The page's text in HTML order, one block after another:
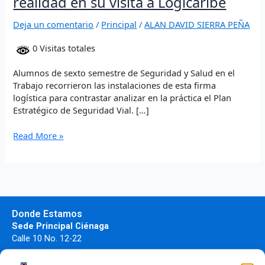
Deja un comentario / Principal /ALAN DAVID SIERRA PEÑA
0 Visitas totales
Alumnos de sexto semestre de Seguridad y Salud en el
Trabajo recorrieron las instalaciones de esta firma
logística para contrastar analizar en la práctica el Plan
Estratégico de Seguridad Vial. […]
Logicaribe
Read More »
Donde Estamos
Sede Principal Ciénaga
Calle 10 No. 12-22